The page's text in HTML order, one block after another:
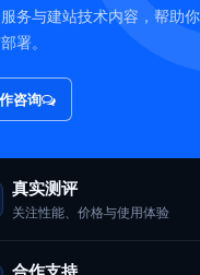
务与建站技术内容，帮助你
署。
咨询
真实测评
关注性能、价格与使用体验